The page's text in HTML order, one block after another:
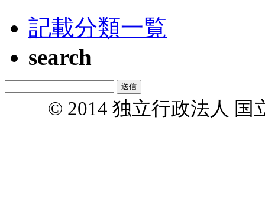
記載分類一覧
search
© 2014 独立行政法人 国